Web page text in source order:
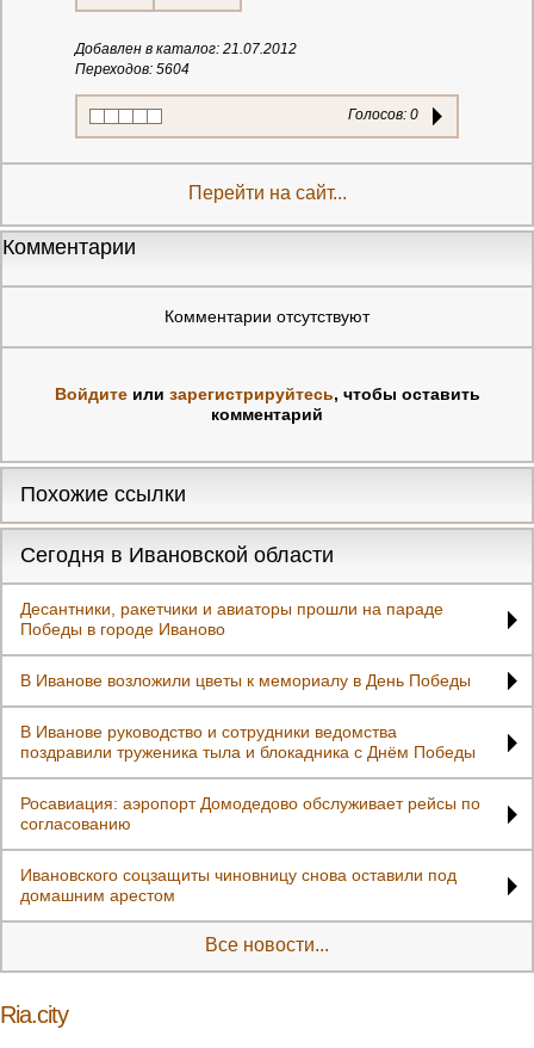
Добавлен в каталог: 21.07.2012
Переходов: 5604
Голосов: 0
Перейти на сайт...
Комментарии
Комментарии отсутствуют
Войдитеили зарегистрируйтесь, чтобы оставить
комментарий
Похожие ссылки
Сегодня в Ивановской области
Десантники, ракетчики и авиаторы прошли на параде
Победы в городе Иваново
В Иванове возложили цветы к мемориалу в День Победы
В Иванове руководство и сотрудники ведомства
поздравили труженика тыла и блокадника с Днём Победы
Росавиация: аэропорт Домодедово обслуживает рейсы по
согласованию
Ивановского соцзащиты чиновницу снова оставили под
домашним арестом
Все новости...
Ria.city